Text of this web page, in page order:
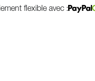
flexible avec :